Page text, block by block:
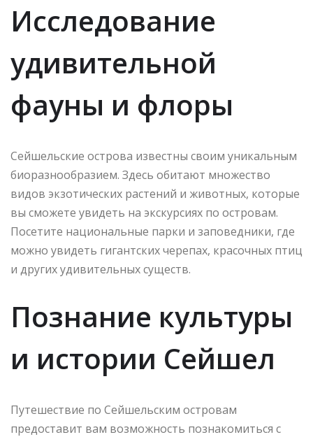
Исследование
удивительной
фауны и флоры
Сейшельские острова известны своим уникальным
биоразнообразием. Здесь обитают множество
видов экзотических растений и животных, которые
вы сможете увидеть на экскурсиях по островам.
Посетите национальные парки и заповедники, где
можно увидеть гигантских черепах, красочных птиц
и других удивительных существ.
Познание культуры
и истории Сейшел
Путешествие по Сейшельским островам
предоставит вам возможность познакомиться с